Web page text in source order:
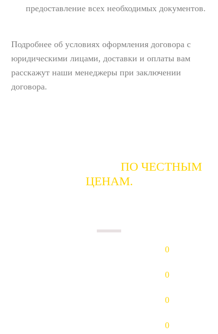
предоставление всех необходимых документов.
Подробнее об условиях оформления договора с
юридическими лицами, доставки и оплаты вам
расскажут наши менеджеры при заключении
договора.
ПО ЧЕСТНЫМ
ЦЕНАМ.
0
0
0
0